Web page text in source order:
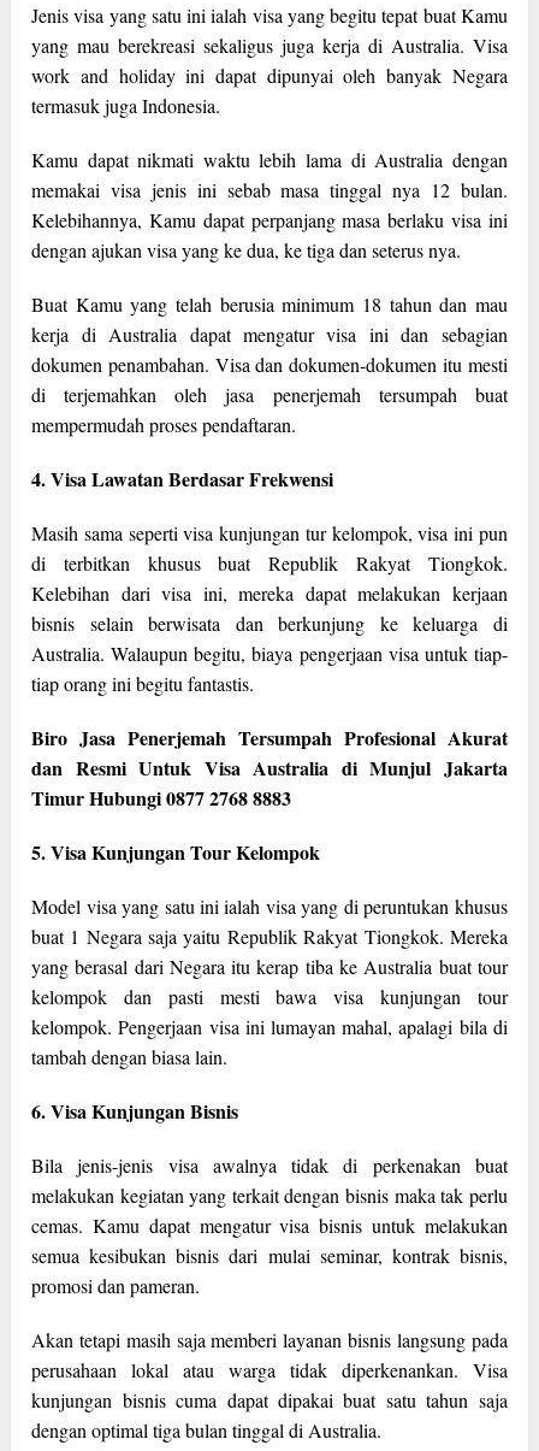
Jenis visa yang satu ini ialah visa yang begitu tepat buat Kamu
yang mau berekreasi sekaligus juga kerja di Australia. Visa
work and holiday ini dapat dipunyai oleh banyak Negara
termasuk juga Indonesia.
Kamu dapat nikmati waktu lebih lama di Australia dengan
memakai visa jenis ini sebab masa tinggal nya 12 bulan.
Kelebihannya, Kamu dapat perpanjang masa berlaku visa ini
dengan ajukan visa yang ke dua, ke tiga dan seterus nya.
Buat Kamu yang telah berusia minimum 18 tahun dan mau
kerja di Australia dapat mengatur visa ini dan sebagian
dokumen penambahan. Visa dan dokumen-dokumen itu mesti
di terjemahkan oleh jasa penerjemah tersumpah buat
mempermudah proses pendaftaran.
4. Visa Lawatan Berdasar Frekwensi
Masih sama seperti visa kunjungan tur kelompok, visa ini pun
di terbitkan khusus buat Republik Rakyat Tiongkok.
Kelebihan dari visa ini, mereka dapat melakukan kerjaan
bisnis selain berwisata dan berkunjung ke keluarga di
Australia. Walaupun begitu, biaya pengerjaan visa untuk tiap-
tiap orang ini begitu fantastis.
Biro Jasa Penerjemah Tersumpah Profesional Akurat
dan Resmi Untuk Visa Australia di Munjul Jakarta
Timur Hubungi 0877 2768 8883
5. Visa Kunjungan Tour Kelompok
Model visa yang satu ini ialah visa yang di peruntukan khusus
buat 1 Negara saja yaitu Republik Rakyat Tiongkok. Mereka
yang berasal dari Negara itu kerap tiba ke Australia buat tour
kelompok dan pasti mesti bawa visa kunjungan tour
kelompok. Pengerjaan visa ini lumayan mahal, apalagi bila di
tambah dengan biasa lain.
6. Visa Kunjungan Bisnis
Bila jenis-jenis visa awalnya tidak di perkenakan buat
melakukan kegiatan yang terkait dengan bisnis maka tak perlu
cemas. Kamu dapat mengatur visa bisnis untuk melakukan
semua kesibukan bisnis dari mulai seminar, kontrak bisnis,
promosi dan pameran.
Akan tetapi masih saja memberi layanan bisnis langsung pada
perusahaan lokal atau warga tidak diperkenankan. Visa
kunjungan bisnis cuma dapat dipakai buat satu tahun saja
dengan optimal tiga bulan tinggal di Australia.